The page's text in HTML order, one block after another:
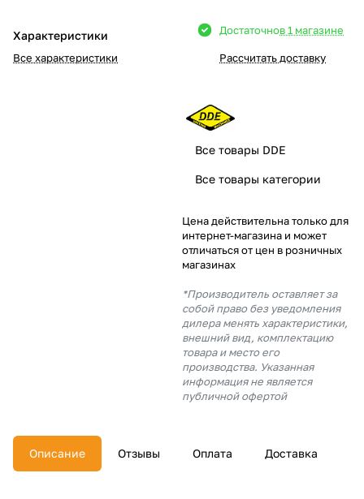
Характеристики
Все характеристики
Достаточнов 1 магазине
Рассчитать доставку
Все товары DDE
Все товары категории
Цена действительна только для
интернет-магазина и может
отличаться от цен в розничных
магазинах
*Производитель оставляет за
собой право без уведомления
дилера менять характеристики,
внешний вид, комплектацию
товара и место его
производства. Указанная
информация не является
публичной офертой
Описание Отзывы Оплата Доставка
в корзину
% картой любого банка
% будут
с вашей карты